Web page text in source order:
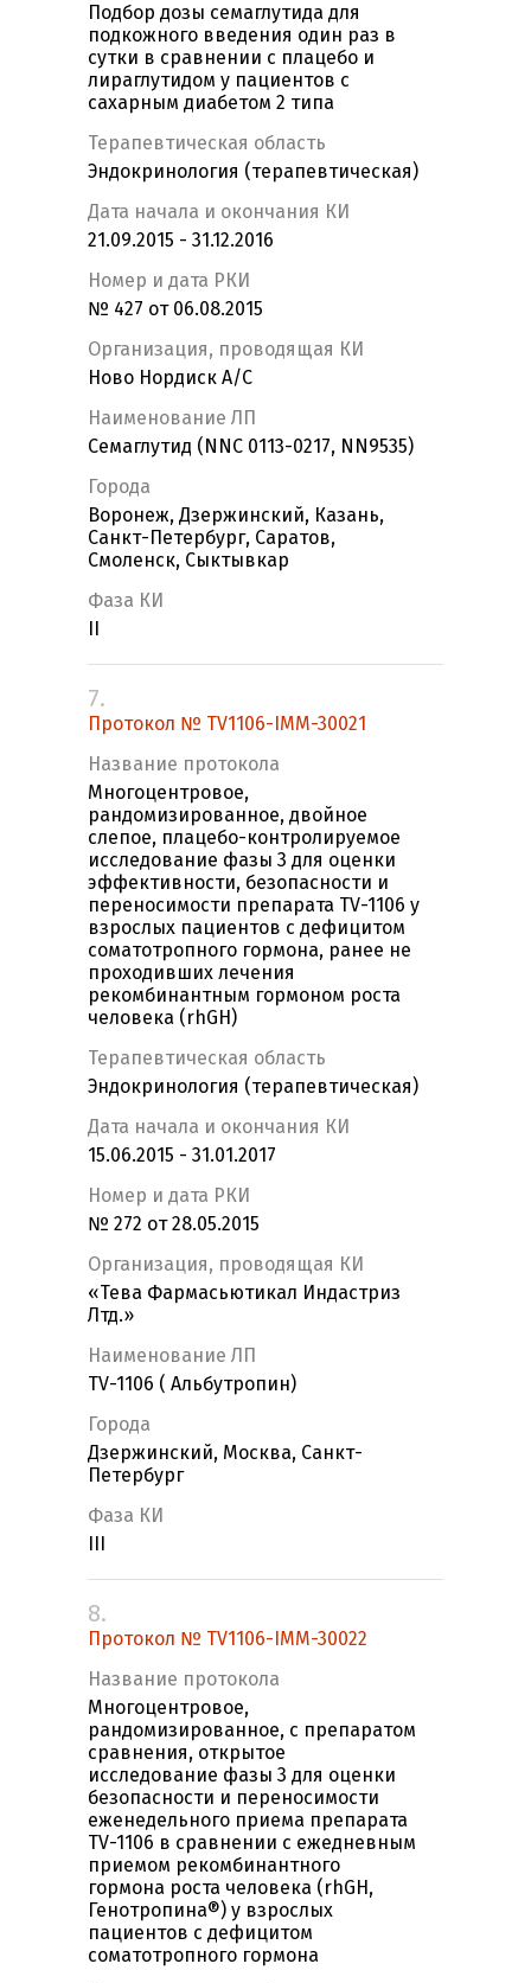
Подбор дозы семаглутида для
подкожного введения один раз в
сутки в сравнении с плацебо и
лираглутидом у пациентов с
сахарным диабетом 2 типа
Терапевтическая область
Эндокринология (терапевтическая)
Дата начала и окончания КИ
21.09.2015 - 31.12.2016
Номер и дата РКИ
№ 427 от 06.08.2015
Организация, проводящая КИ
Ново Нордиск А/С
Наименование ЛП
Семаглутид (NNC 0113-0217, NN9535)
Города
Воронеж, Дзержинский, Казань,
Санкт-Петербург, Саратов,
Смоленск, Сыктывкар
Фаза КИ
7.
Протокол № TV1106-IMM-30021
Название протокола
Многоцентровое,
рандомизированное, двойное
слепое, плацебо-контролируемое
исследование фазы 3 для оценки
эффективности, безопасности и
переносимости препарата TV-1106 у
взрослых пациентов с дефицитом
соматотропного гормона, ранее не
проходивших лечения
рекомбинантным гормоном роста
человека (rhGH)
Терапевтическая область
Эндокринология (терапевтическая)
Дата начала и окончания КИ
15.06.2015 - 31.01.2017
Номер и дата РКИ
№ 272 от 28.05.2015
Организация, проводящая КИ
«Тева Фармасьютикал Индастриз
Лтд.»
Наименование ЛП
TV-1106 ( Альбутропин)
Города
Дзержинский, Москва, Санкт-
Петербург
Фаза КИ
8.
Протокол № TV1106-IMM-30022
Название протокола
Многоцентровое,
рандомизированное, с препаратом
сравнения, открытое
исследование фазы 3 для оценки
безопасности и переносимости
еженедельного приема препарата
TV-1106 в сравнении с ежедневным
приемом рекомбинантного
гормона роста человека (rhGH,
Генотропина®) у взрослых
пациентов с дефицитом
соматотропного гормона